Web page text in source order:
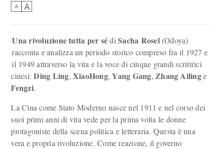
A A
Una rivoluzione tutta per sédiSacha Rosel(Odoya)
racconta e analizza un periodo storico compreso fra il 1927 e
il 1949 attraverso la vita e la voce di cinque grandi scrittrici
cinesi:Ding Ling, XiaoHong,Yang Gang, Zhang Ailinge
Fengzi.
La Cina come Stato Moderno nasce nel 1911 e nel corso dei
suoi primi anni di vita vede per la prima volta le donne
protagoniste della scena politica e letteraria. Questa è una
vera e propria rivoluzione. Come reazione, il governo